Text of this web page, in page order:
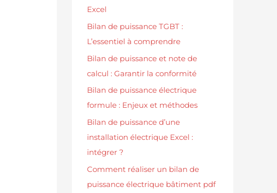
Excel
Bilan de puissance TGBT :
L’essentiel à comprendre
Bilan de puissance et note de
calcul : Garantir la conformité
Bilan de puissance électrique
formule : Enjeux et méthodes
Bilan de puissance d’une
installation électrique Excel :
intégrer ?
Comment réaliser un bilan de
puissance électrique bâtiment pdf